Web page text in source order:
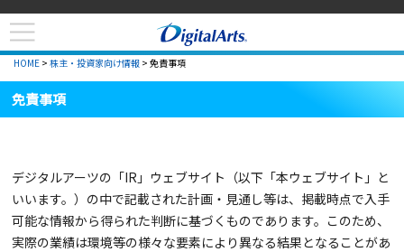
HOME > 株主・投資家向け情報 > 免責事項
免責事項
デジタルアーツの「IR」ウェブサイト（以下「本ウェブサイト」と
いいます。）の中で記載された計画・見通し等は、掲載時点で入手
可能な情報から得られた判断に基づくものであります。このため、
実際の業績は環境等の様々な要素により異なる結果となることがあ